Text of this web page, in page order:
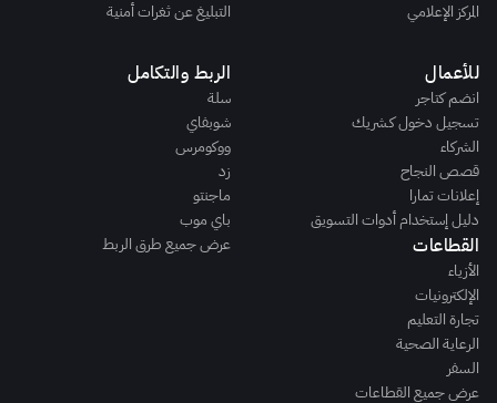
الإعلامي
التبليغ عن ثغرات أمنية
كتاجر
دخول كـشريك
النجاح
تمارا
إستخدام أدوات التسويق
التعليم
الصحية
جميع القطاعات
الربط والتكامل
شوبفاي
ووكومرس
ماجنتو
باي موب
عرض جميع طرق الربط